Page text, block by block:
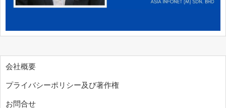
会社概要
プライバシーポリシー及び著作権
お問合せ